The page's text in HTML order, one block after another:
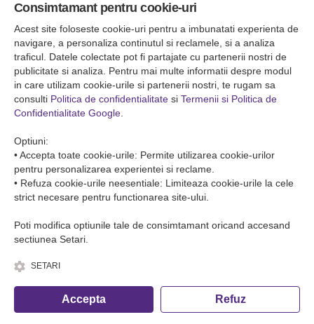
Fa o rezervare telefonica
Falticeni ( Autogara Romfour )
str. Plutonier Ghiniţă nr.8, Fălticeni, judeţul Suceava
0040374557200
Condiții de Transport
Condițiile de transport colete
Condițiile de transport persone
© Copyright 2026 Romfour-Tur S.R.L. J22/2961/2018
Consimtamant pentru cookie-uri
Acest site foloseste cookie-uri pentru a imbunatati experienta de
navigare, a personaliza continutul si reclamele, si a analiza
traficul. Datele colectate pot fi partajate cu partenerii nostri de
publicitate si analiza. Pentru mai multe informatii despre modul
in care utilizam cookie-urile si partenerii nostri, te rugam sa
consulti Politica de confidentialitate si Termenii si Politica de
Confidentialitate Google
Optiuni:
• Accepta toate cookie-urile: Permite utilizarea cookie-urilor
pentru personalizarea experientei si reclame.
• Refuza cookie-urile neesentiale: Limiteaza cookie-urile la cele
strict necesare pentru functionarea site-ului.
Poti modifica optiunile tale de consimtamant oricand accesand
sectiunea Setari.
SETARI
Accepta Refuz